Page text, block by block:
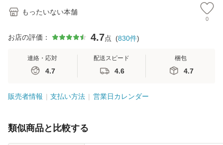
もったいない本舗
0
お店の評価： 4.7点 (830件)
連絡・応対
4.7
配送スピード
4.6
梱包
4.7
販売者情報 支払い方法 営業日カレンダー
類似商品と比較する